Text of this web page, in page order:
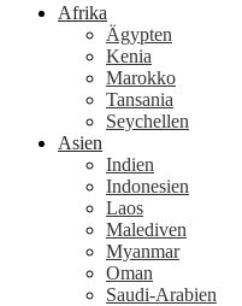
Afrika
Ägypten
Kenia
Marokko
Tansania
Seychellen
Asien
Indien
Indonesien
Laos
Malediven
Myanmar
Oman
Saudi-Arabien